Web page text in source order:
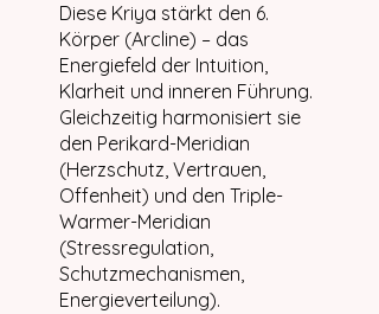
Diese Kriya stärkt den 6.
Körper (Arcline) – das
Energiefeld der Intuition,
Klarheit und inneren Führung.
Gleichzeitig harmonisiert sie
den Perikard-Meridian
(Herzschutz, Vertrauen,
Offenheit) und den Triple-
Warmer-Meridian
(Stressregulation,
Schutzmechanismen,
Energieverteilung).